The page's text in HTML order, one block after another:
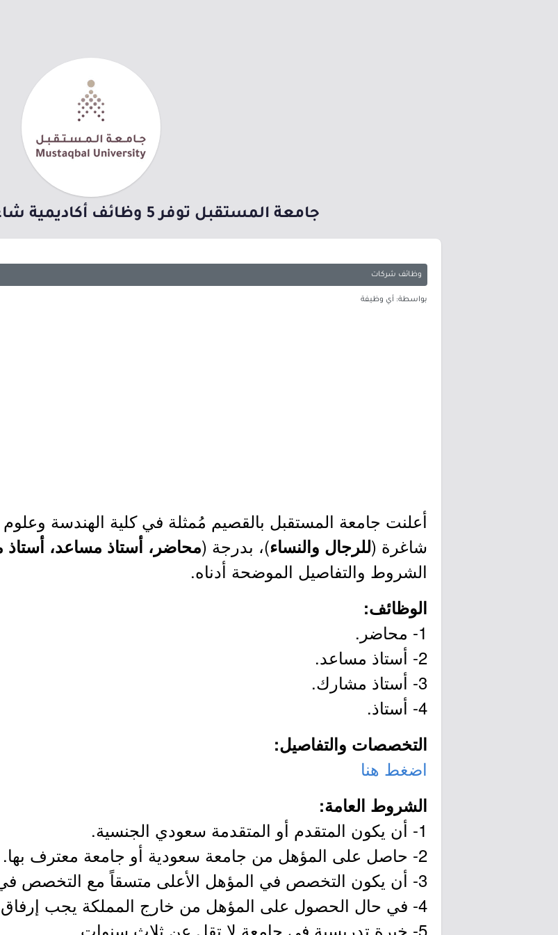
جامعة المستقبل توفر 5 وظائف أكاديمية شاغرة للرجال والنساء
وظائف شركات
بواسطة: أي وظيفة
شاغرة (للرجال والنساء)، بدرجة (محاضر، أستاذ مساعد،
الشروط والتفاصيل الموضحة أدناه.
الوظائف:
1- محاضر.
2- أستاذ مساعد.
3- أستاذ مشارك.
4- أستاذ.
التخصصات والتفاصيل:
اضغط هنا
الشروط العامة:
1- أن يكون المتقدم أو المتقدمة سعودي الجنسية.
2- حاصل على المؤهل من جامعة سعودية أو جامعة معترف بها.
3- أن يكون التخصص في المؤهل الأعلى متسقاً مع التخصص في المراحل العلمية السابقة.
4- في حال الحصول على المؤهل من خارج المملكة يجب إرفاق المعادلة من وزارة التعليم.
5- خبرة تدريسية في جامعة لا تقل عن ثلاث سنوات.